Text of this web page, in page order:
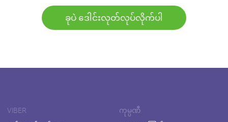
ခုပဲ ဒေါင်းလုတ်လုပ်လိုက်ပါ
VIBER ကုမ္ပဏီ